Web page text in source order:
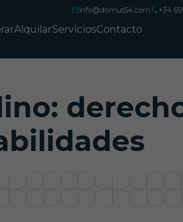
info@domus54.com +34
AlquilarServiciosContacto